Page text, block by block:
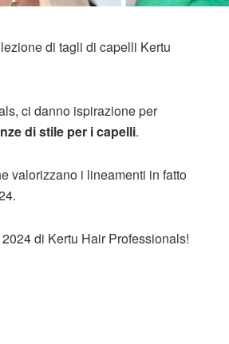
di tagli di capelli Kertu
ci danno ispirazione per
di stile per i capelli.
valorizzano i lineamenti in fatto
di Kertu Hair Professionals!